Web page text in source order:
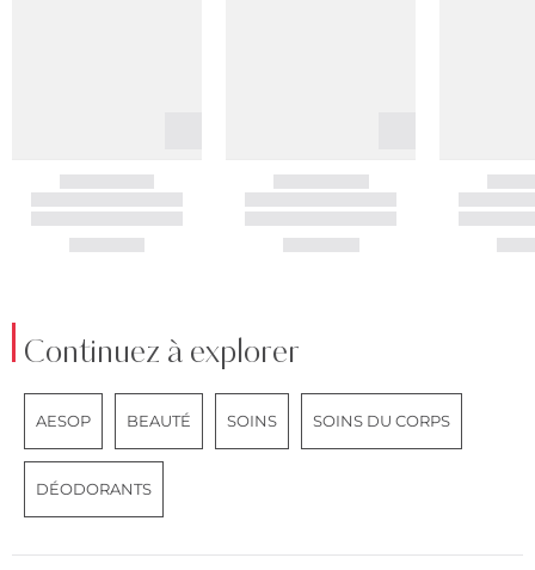
Continuez à explorer
AESOP BEAUTÉ SOINS SOINS DU CORPS
DÉODORANTS